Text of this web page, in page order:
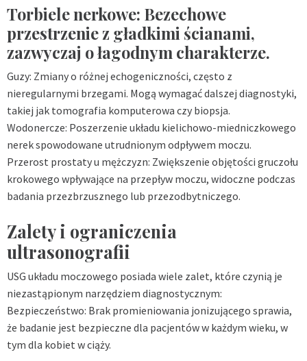
Torbiele nerkowe: Bezechowe
przestrzenie z gładkimi ścianami,
zazwyczaj o łagodnym charakterze.
Guzy: Zmiany o różnej echogeniczności, często z
nieregularnymi brzegami. Mogą wymagać dalszej diagnostyki,
takiej jak tomografia komputerowa czy biopsja.
Wodonercze: Poszerzenie układu kielichowo-miedniczkowego
nerek spowodowane utrudnionym odpływem moczu.
Przerost prostaty u mężczyzn: Zwiększenie objętości gruczołu
krokowego wpływające na przepływ moczu, widoczne podczas
badania przezbrzusznego lub przezodbytniczego.
Zalety i ograniczenia
ultrasonografii
USG układu moczowego posiada wiele zalet, które czynią je
niezastąpionym narzędziem diagnostycznym:
Bezpieczeństwo: Brak promieniowania jonizującego sprawia,
że badanie jest bezpieczne dla pacjentów w każdym wieku, w
tym dla kobiet w ciąży.